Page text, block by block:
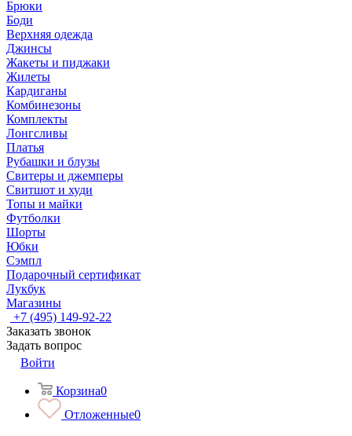
Брюки
Боди
Верхняя одежда
Джинсы
Жакеты и пиджаки
Жилеты
Кардиганы
Комбинезоны
Комплекты
Лонгсливы
Платья
Рубашки и блузы
Свитеры и джемперы
Свитшот и худи
Топы и майки
Футболки
Шорты
Юбки
Сэмпл
Подарочный сертификат
Лукбук
Магазины
+7 (495) 149-92-22
Заказать звонок
Задать вопрос
Войти
Корзина0
Отложенные0